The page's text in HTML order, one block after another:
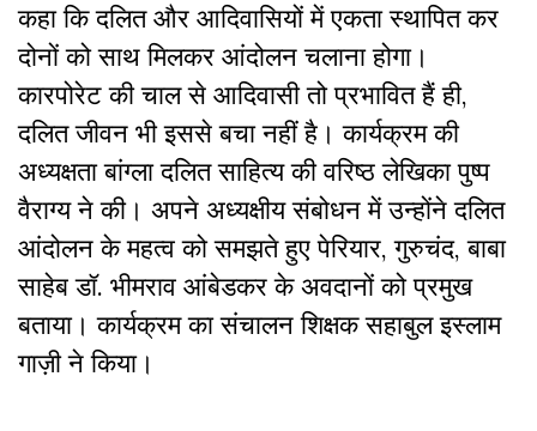
कहा कि दलित और आदिवासियों में एकता स्थापित कर
दोनों को साथ मिलकर आंदोलन चलाना होगा।
कारपोरेट की चाल से आदिवासी तो प्रभावित हैं ही,
दलित जीवन भी इससे बचा नहीं है। कार्यक्रम की
अध्यक्षता बांग्ला दलित साहित्य की वरिष्ठ लेखिका पुष्प
वैराग्य ने की। अपने अध्यक्षीय संबोधन में उन्होंने दलित
आंदोलन के महत्व को समझते हुए पेरियार, गुरुचंद, बाबा
साहेब डॉ. भीमराव आंबेडकर के अवदानों को प्रमुख
बताया। कार्यक्रम का संचालन शिक्षक सहाबुल इस्लाम
गाज़ी ने किया।